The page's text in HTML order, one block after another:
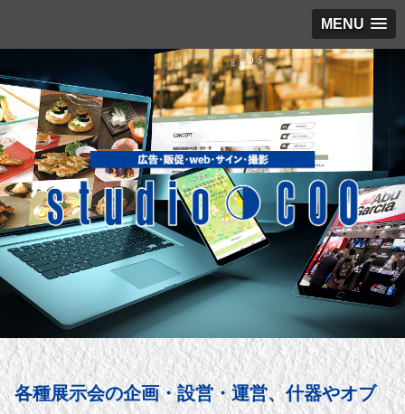
MENU
各種展示会の企画・設営・運営、什器やオブ